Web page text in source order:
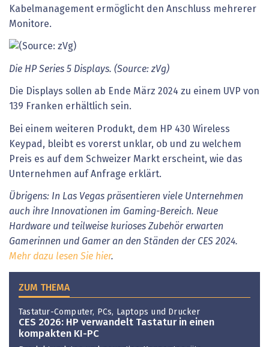
Kabelmanagement ermöglicht den Anschluss mehrerer
Monitore.
Die HP Series 5 Displays. (Source: zVg)
Die Displays sollen ab Ende März 2024 zu einem UVP von
139 Franken erhältlich sein.
Bei einem weiteren Produkt, dem HP 430 Wireless
Keypad, bleibt es vorerst unklar, ob und zu welchem
Preis es auf dem Schweizer Markt erscheint, wie das
Unternehmen auf Anfrage erklärt.
Übrigens: In Las Vegas präsentieren viele Unternehmen
auch ihre Innovationen im Gaming-Bereich. Neue
Hardware und teilweise kurioses Zubehör erwarten
Gamerinnen und Gamer an den Ständen der CES 2024.
Mehr dazu lesen Sie hier.
ZUM THEMA
Tastatur-Computer, PCs, Laptops und Drucker
CES 2026: HP verwandelt Tastatur in einen
kompakten KI-PC